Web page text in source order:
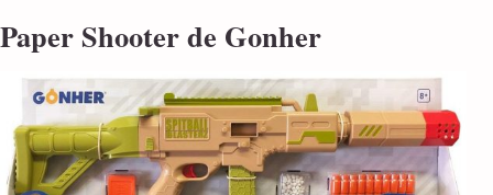
Paper Shooter de Gonher